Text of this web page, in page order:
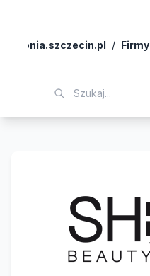
/ Firmy